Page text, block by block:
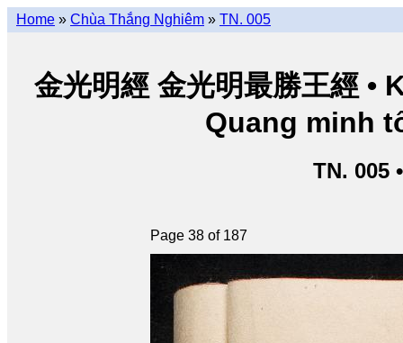
Home » Chùa Thắng Nghiêm » TN. 005
金光明經 金光明最勝王經
Quang minh
TN. 005
Page 38 of 187